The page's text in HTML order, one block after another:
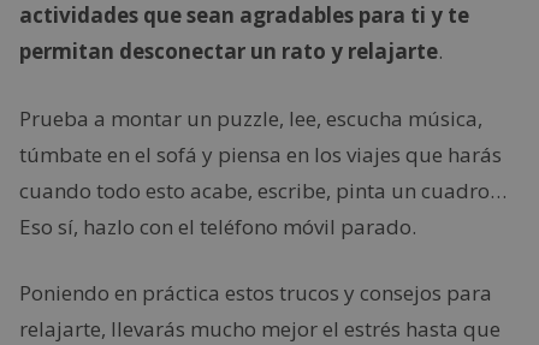
actividades que sean agradables para ti y te
permitan desconectar un rato y relajarte.
Prueba a montar un puzzle, lee, escucha música,
túmbate en el sofá y piensa en los viajes que harás
cuando todo esto acabe, escribe, pinta un cuadro…
Eso sí, hazlo con el teléfono móvil parado.
Poniendo en práctica estos trucos y consejos para
relajarte, llevarás mucho mejor el estrés hasta que